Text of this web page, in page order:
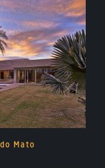
Mato